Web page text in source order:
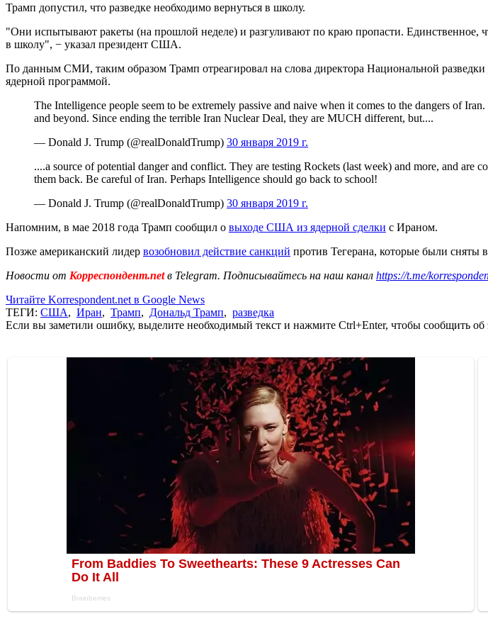
Трамп допустил, что разведке необходимо вернуться в школу.
"Они испытывают ракеты (на прошлой неделе) и разгуливают по краю пропасти. Единственное,
в школу", − указал президент США.
По данным СМИ, таким образом Трамп отреагировал на слова директора Национальной
ядерной программой.
The Intelligence people seem to be extremely passive and naive when it comes to the dangers of
and beyond. Since ending the terrible Iran Nuclear Deal, they are MUCH different, but....
— Donald J. Trump (@realDonaldTrump) 30 января 2019 г.
....a source of potential danger and conflict. They are testing Rockets (last week) and more, and
them back. Be careful of Iran. Perhaps Intelligence should go back to school!
— Donald J. Trump (@realDonaldTrump) 30 января 2019 г.
Напомним, в мае 2018 года Трамп сообщил о выходе США из ядерной сделки с Ираном.
Позже американский лидер возобновил действие санкций против Тегерана, которые были сняты
Новости от Корреспондент.netв Telegram. Подписывайтесь на наш канал https://t.me/
Читайте Korrespondent.net в Google News
ТЕГИ: США, Иран, Трамп, Дональд Трамп, разведка
Если вы заметили ошибку, выделите необходимый текст и нажмите Ctrl+Enter, чтобы сообщить об